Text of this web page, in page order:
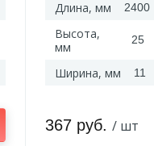
Длина, мм 2400
Высота,
мм
25
Ширина, мм 11
367 руб./ шт